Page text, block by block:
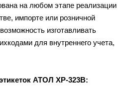
на любом этапе реализации
импорте или розничной
изготавливать
для внутреннего учета,
АТОЛ XP-323B: